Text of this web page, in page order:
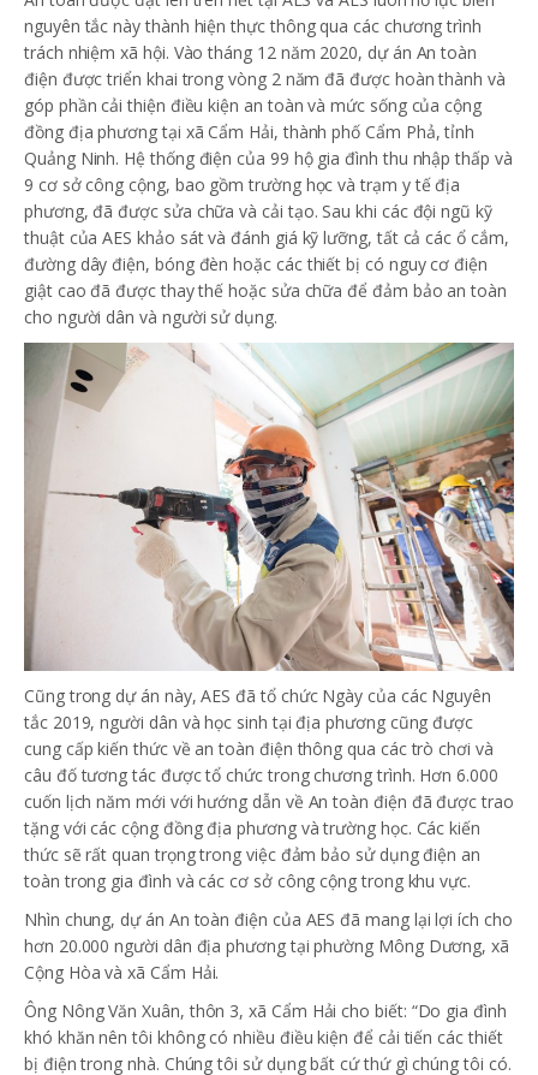
nguyên tắc này thành hiện thực thông qua các chương trình
trách nhiệm xã hội. Vào tháng 12 năm 2020, dự án An toàn
điện được triển khai trong vòng 2 năm đã được hoàn thành và
góp phần cải thiện điều kiện an toàn và mức sống của cộng
đồng địa phương tại xã Cẩm Hải, thành phố Cẩm Phả, tỉnh
Quảng Ninh. Hệ thống điện của 99 hộ gia đình thu nhập thấp và
9 cơ sở công cộng, bao gồm trường học và trạm y tế địa
phương, đã được sửa chữa và cải tạo. Sau khi các đội ngũ kỹ
thuật của AES khảo sát và đánh giá kỹ lưỡng, tất cả các ổ cắm,
đường dây điện, bóng đèn hoặc các thiết bị có nguy cơ điện
giật cao đã được thay thế hoặc sửa chữa để đảm bảo an toàn
cho người dân và người sử dụng.
Cũng trong dự án này, AES đã tổ chức Ngày của các Nguyên
tắc 2019, người dân và học sinh tại địa phương cũng được
cung cấp kiến ​​thức về an toàn điện thông qua các trò chơi và
câu đố tương tác được tổ chức trong chương trình. Hơn 6.000
cuốn lịch năm mới với hướng dẫn về An toàn điện đã được trao
tặng với các cộng đồng địa phương và trường học. Các kiến ​​
thức sẽ rất quan trọng trong việc đảm bảo sử dụng điện an
toàn trong gia đình và các cơ sở công cộng trong khu vực.
Nhìn chung, dự án An toàn điện của AES đã mang lại lợi ích cho
hơn 20.000 người dân địa phương tại phường Mông Dương, xã
Cộng Hòa và xã Cẩm Hải.
Ông Nông Văn Xuân, thôn 3, xã Cẩm Hải cho biết: “Do gia đình
khó khăn nên tôi không có nhiều điều kiện để cải tiến các thiết
bị điện trong nhà. Chúng tôi sử dụng bất cứ thứ gì chúng tôi có.